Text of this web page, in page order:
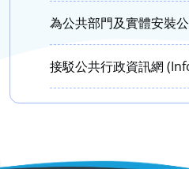
為公共部門及實體安裝
接駁公共行政資訊網